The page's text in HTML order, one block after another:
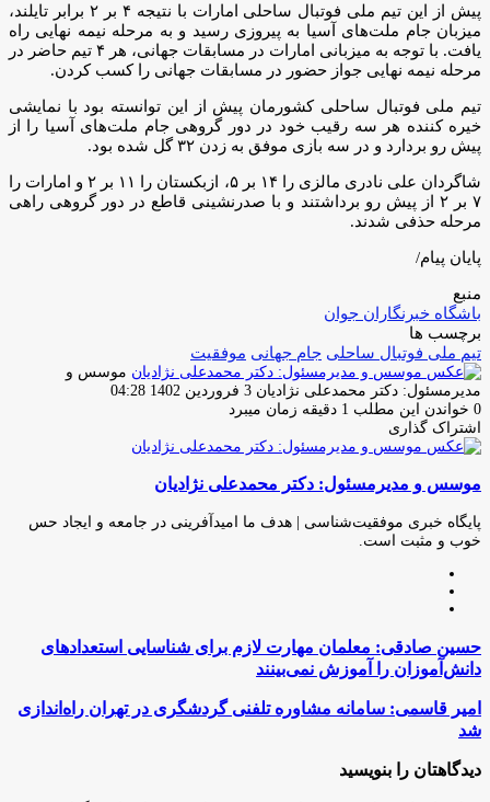
پیش از این تیم ملی فوتبال ساحلی امارات با نتیجه ۴ بر ۲ برابر تایلند،
میزبان جام ملت‌های آسیا به پیروزی رسید و به مرحله نیمه نهایی راه
یافت. با توجه به میزبانی امارات در مسابقات جهانی، هر ۴ تیم حاضر در
مرحله نیمه نهایی جواز حضور در مسابقات جهانی را کسب کردن.
تیم ملی فوتبال ساحلی کشورمان پیش از این توانسته بود با نمایشی
خیره کننده هر سه رقیب خود در دور گروهی جام ملت‌های آسیا را از
پیش رو بردارد و در سه بازی موفق به زدن ۳۲ گل شده بود.
شاگردان علی نادری مالزی را ۱۴ بر ۵، ازبکستان را ۱۱ بر ۲ و امارات را
۷ بر ۲ از پیش رو برداشتند و با صدرنشینی قاطع در دور گروهی راهی
مرحله حذفی شدند.
پایان پیام/
منبع
باشگاه خبرنگاران جوان
برچسب ها
تیم ملی فوتبال ساحلی جام جهانی موفقیت
موسس و
مدیرمسئول: دکتر محمدعلی نژادیان ارسال
ایمیل
3 فروردین 1402 04:28
0 خواندن این مطلب 1 دقیقه زمان میبرد
اشتراک گذاری
فیس
توئیتر
لینکدین
واتس
تلگرام
اشتراک
از
ایمیل
چاپ
موسس و مدیرمسئول: دکتر محمدعلی نژادیان
پایگاه خبری موفقیت‌شناسی | هدف ما امیدآفرینی در جامعه و ایجاد حس
خوب و مثبت است.
حسین
صادقی:
معلمان
مهارت
لازم
برای
شناسایی
استعدادهای
حسین صادقی: معلمان مهارت لازم برای شناسایی استعدادهای
دانش‌آموزان را آموزش نمی‌بینند
امیر
قاسمی:
سامانه
مشاوره
تلفنی
امیر قاسمی: سامانه مشاوره تلفنی گردشگری در تهران راه‌اندازی
شد
دیدگاهتان را بنویسید